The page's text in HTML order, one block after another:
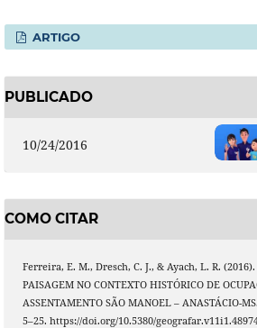
ARTIGO
PUBLICADO
10/24/2016
COMO CITAR
Ferreira, E. M., Dresch, C. J., & Ayach, L. R.
PAISAGEM NO CONTEXTO HISTÓRICO DE
ASSENTAMENTO SÃO MANOEL – ANASTÁCIO-MS.
5–25. https://doi.org/10.5380/